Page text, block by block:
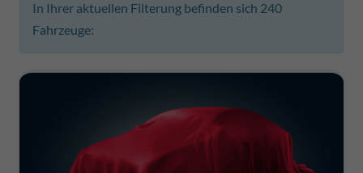
In Ihrer aktuellen Filterung befinden sich 240
Fahrzeuge: